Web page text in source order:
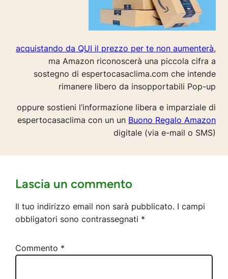
acquistando da QUI il prezzo per te non aumenterà,
ma Amazon riconoscerà una piccola cifra a
sostegno di espertocasaclima.com che intende
rimanere libero da insopportabili Pop-up
oppure sostieni l’informazione libera e imparziale di
espertocasaclima con un un Buono Regalo Amazon
digitale (via e-mail o SMS)
Lascia un commento
Il tuo indirizzo email non sarà pubblicato. I campi
obbligatori sono contrassegnati *
Commento *